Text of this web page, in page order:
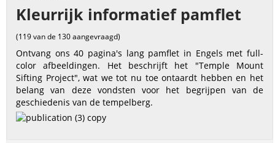
Kleurrijk informatief pamflet
(119 van de 130 aangevraagd)
Ontvang ons 40 pagina's lang pamflet in Engels met full-
color afbeeldingen. Het beschrijft het "Temple Mount
Sifting Project", wat we tot nu toe ontaardt hebben en het
belang van deze vondsten voor het begrijpen van de
geschiedenis van de tempelberg.